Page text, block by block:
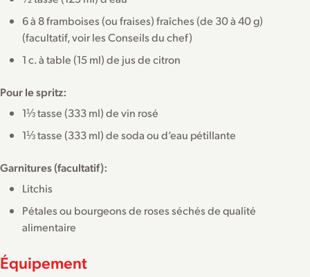
6 à 8 framboises (ou fraises) fraîches (de 30 à 40 g)
(facultatif, voir les Conseils du chef)
1 c. à table (15 ml) de jus de citron
Pour le spritz:
1⅓ tasse (333 ml) de vin rosé
1⅓ tasse (333 ml) de soda ou d’eau pétillante
Garnitures (facultatif):
Litchis
Pétales ou bourgeons de roses séchés de qualité
alimentaire
Équipement